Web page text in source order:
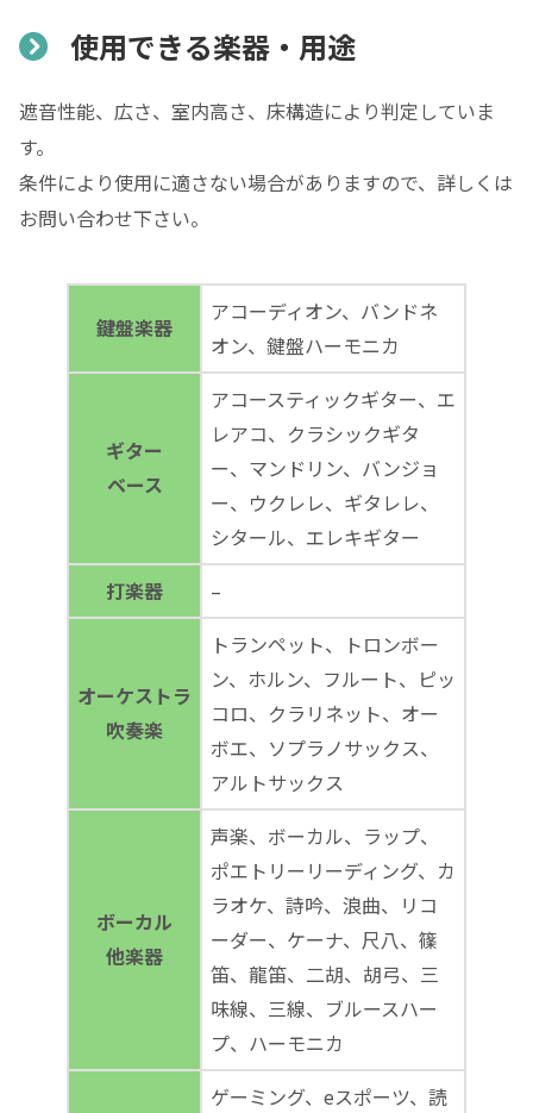
使用できる楽器・用途
遮音性能、広さ、室内高さ、床構造により判定していま
す。
条件により使用に適さない場合がありますので、詳しくは
お問い合わせ下さい。
鍵盤楽器
アコーディオン、バンドネ
オン、鍵盤ハーモニカ
ギター
ベース
アコースティックギター、エ
レアコ、クラシックギタ
ー、マンドリン、バンジョ
ー、ウクレレ、ギタレレ、
シタール、エレキギター
打楽器
–
オーケストラ
吹奏楽
トランペット、トロンボー
ン、ホルン、フルート、ピッ
コロ、クラリネット、オー
ボエ、ソプラノサックス、
アルトサックス
ボーカル
他楽器
声楽、ボーカル、ラップ、
ポエトリーリーディング、カ
ラオケ、詩吟、浪曲、リコ
ーダー、ケーナ、尺八、篠
笛、龍笛、二胡、胡弓、三
味線、三線、ブルースハー
プ、ハーモニカ
ゲーミング、eスポーツ、読